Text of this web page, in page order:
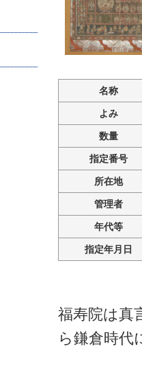
生涯学習
八千代町の文化財
名称
よみ
数量
指定番号
所在地
管理者
年代等
指定年月日
福寿院は真
ら鎌倉時代